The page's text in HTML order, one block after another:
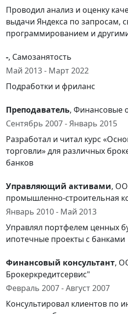
Проводил анализ и оценку
выдачи Яндекса по запросам,
программированием и
-, Самозанятость
Май 2013 - Март 2022
Подработки и фриланс
Преподаватель, Финансовые
Сентябрь 2007 - Январь 2015
Разработал и читал курс
торговли» для различных
банков
Управляющий активами,
промышленно-строительная
Январь 2010 - Май 2013
Управлял портфелем ценных
ипотечные проекты с банками
Финансовый консультант,
Брокеркредитсервис"
Февраль 2007 - Август 2007
Консультировал клиентов по